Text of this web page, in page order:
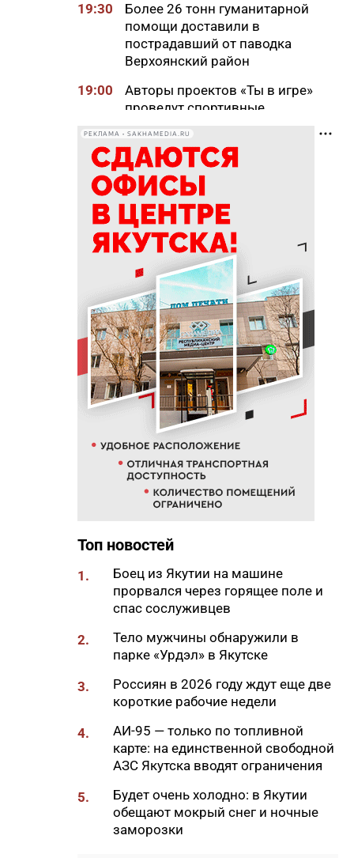
19:30
Более 26 тонн гуманитарной
помощи доставили в
пострадавший от паводка
Верхоянский район
19:00
Авторы проектов «Ты в игре»
проведут спортивные
физкультурника
18:40
Приметы на 8 августа 2026
года: что можно и нельзя
делать в Ермолаев день
18:18
ВТБ: россияне увеличивают
расходы на спорт и здоровый
образ жизни
18:16
Сенатор Борисов назвал
встречу главы Якутии с
Путиным сигналом доверия и
значимости региона
18:01
Социальные участковые в
Якутии приняли около 2000
обращений
17:56
Жительница Жатая похитила
33 цветка с клумбы в центре
Якутска
«Здесь нет типовых задач»:
«Полюс Строя» Евгений
климате
Слет молодых специалистов
30 участников из трех
муниципалитетов
17:34
Якутяне подали более 61
тысяч заявлений на получение
земельных участков
«Точка будущего. Якутия»:
самый масштабный
образовательный проект на
вечной мерзлоте
47 участников из арктических
РЕКЛАМА • SAKHAMEDIA.RU
Топ новостей
1.
Боец из Якутии на машине
прорвался через горящее поле и
спас сослуживцев
2.
Тело мужчины обнаружили в
парке «Урдэл» в Якутске
3.
Россиян в 2026 году ждут еще две
короткие рабочие недели
4.
АИ-95 — только по топливной
карте: на единственной свободной
АЗС Якутска вводят ограничения
5.
Будет очень холодно: в Якутии
обещают мокрый снег и ночные
заморозки